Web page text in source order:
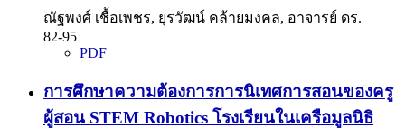
ณัฐพงศ์ เชื้อเพชร, ยุรวัฒน์ คล้ายมงคล, อาจารย์ ดร.
82-95
PDF
การศึกษาความต้องการการนิเทศการสอนของครู
ผู้สอน STEM Robotics โรงเรียนในเครือมูลนิธิ